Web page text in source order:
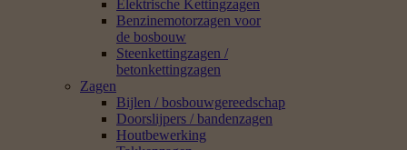
Elektrische Kettingzagen
Benzinemotorzagen voor
de bosbouw
Steenkettingzagen /
betonkettingzagen
Zagen
Bijlen / bosbouwgereedschap
Doorslijpers / bandenzagen
Houtbewerking